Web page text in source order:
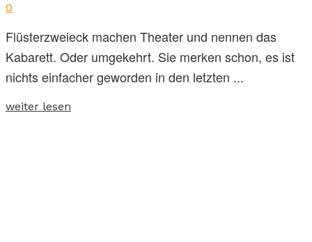
0
Flüsterzweieck machen Theater und nennen das
Kabarett. Oder umgekehrt. Sie merken schon, es ist
nichts einfacher geworden in den letzten ...
weiter lesen